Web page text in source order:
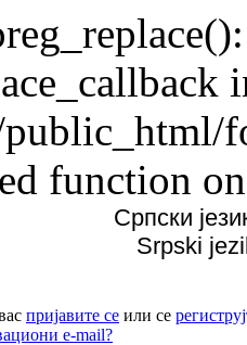
function
Српски
Srpski
пријавите се или се
e-mail?